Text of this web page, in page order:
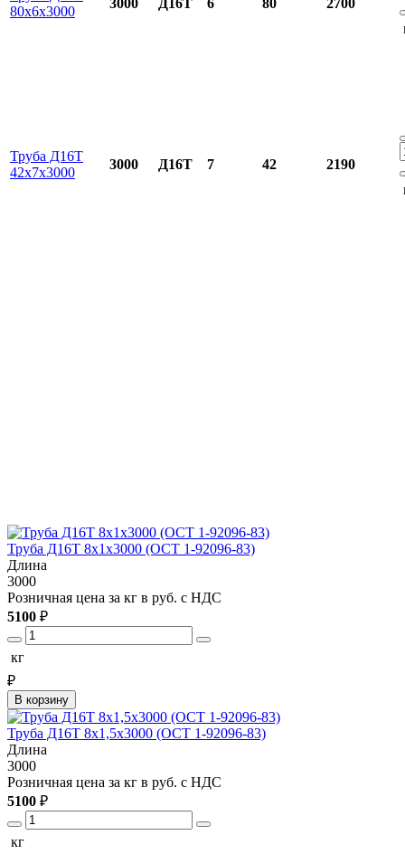
80х6х3000
3000 Д16Т 6 80
2700
Труба Д16Т
42х7х3000
3000 Д16Т 7 42
2190
Труба Д16Т 8х1х3000 (ОСТ 1-92096-83)
Длина
3000
Розничная цена за кг в руб. с НДС
5100 ₽
кг
₽
В корзину
Труба Д16Т 8х1,5х3000 (ОСТ 1-92096-83)
Длина
3000
Розничная цена за кг в руб. с НДС
5100 ₽
кг